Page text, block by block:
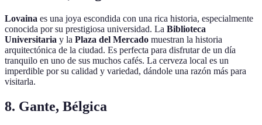
Lovaina es una joya escondida con una rica historia, especialmente
conocida por su prestigiosa universidad. La Biblioteca
Universitaria y la Plaza del Mercado muestran la historia
arquitectónica de la ciudad. Es perfecta para disfrutar de un día
tranquilo en uno de sus muchos cafés. La cerveza local es un
imperdible por su calidad y variedad, dándole una razón más para
visitarla.
8. Gante, Bélgica